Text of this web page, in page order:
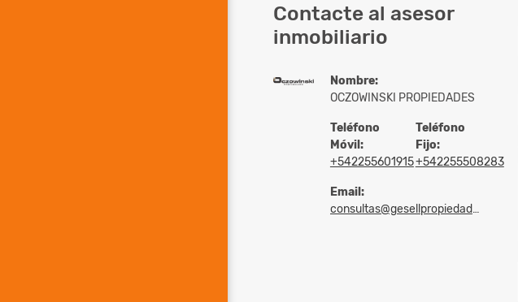
Contacte al asesor
inmobiliario
Nombre:
OCZOWINSKI PROPIEDADES
Teléfono
Móvil:
+542255601915
Teléfono
Fijo:
+542255508283
Email:
consultas@gesellpropiedades.com